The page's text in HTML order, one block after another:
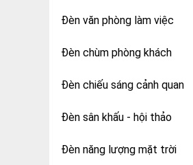
Đèn văn phòng làm việc
Đèn chùm phòng khách
Đèn chiếu sáng cảnh quan
Đèn sân khấu - hội thảo
Đèn năng lượng mặt trời